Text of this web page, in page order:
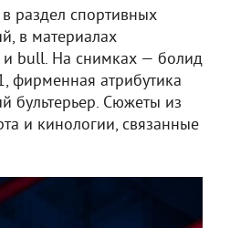
раздел спортивных
в материалах
и bull. На снимках — болид
фирменная атрибутика
бультерьер. Сюжеты из
и кинологии, связанные